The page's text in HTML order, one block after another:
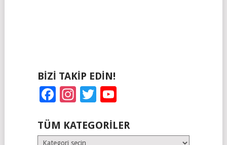
BIZI TAKIP EDIN!
Facebook
Instagram
Twitter
TÜM KATEGORILER
Tüm